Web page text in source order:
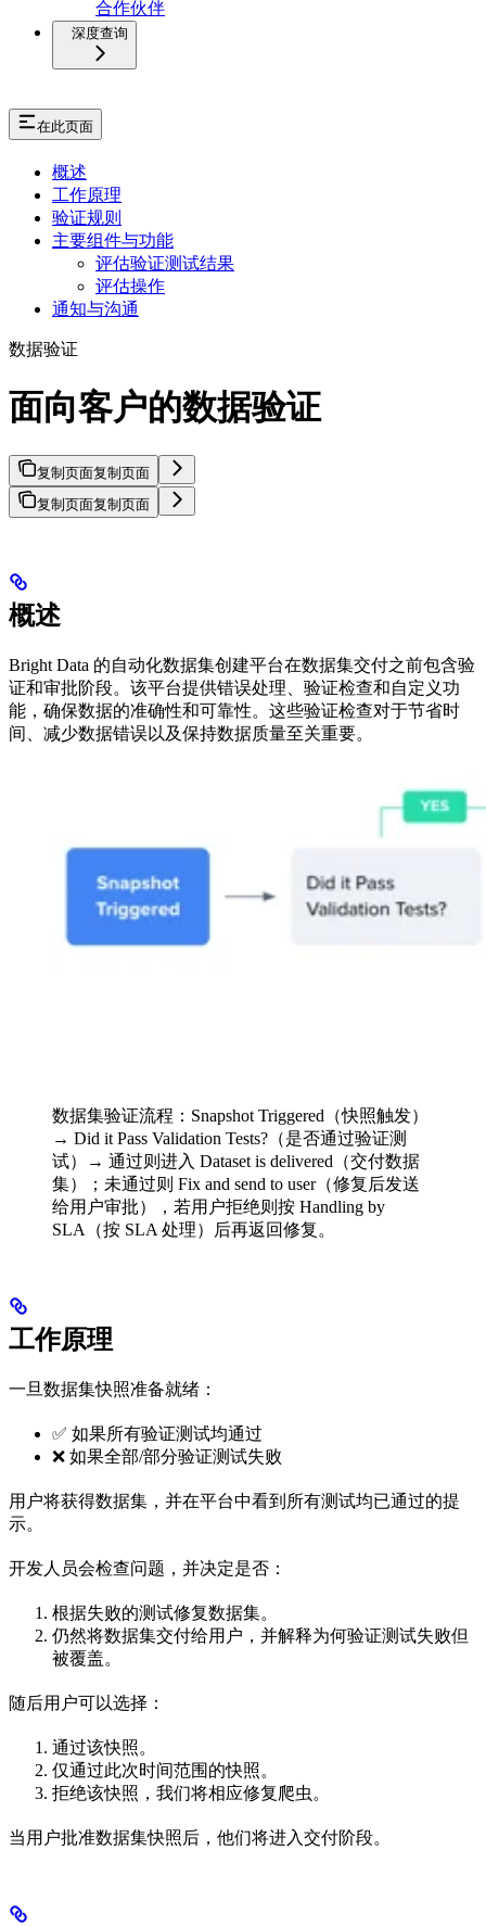
合作伙伴
深度查询
在此页面
概述
工作原理
验证规则
主要组件与功能
评估验证测试结果
评估操作
通知与沟通
数据验证
面向客户的数据验证
复制页面复制页面
复制页面复制页面
概述
Bright Data 的自动化数据集创建平台在数据集交付之前包含验
证和审批阶段。该平台提供错误处理、验证检查和自定义功
能，确保数据的准确性和可靠性。这些验证检查对于节省时
间、减少数据错误以及保持数据质量至关重要。
数据集验证流程：Snapshot Triggered（快照触发）
→ Did it Pass Validation Tests?（是否通过验证测
试）→ 通过则进入 Dataset is delivered（交付数据
集）；未通过则 Fix and send to user（修复后发送
给用户审批），若用户拒绝则按 Handling by
SLA（按 SLA 处理）后再返回修复。
工作原理
一旦数据集快照准备就绪：
✅ 如果所有验证测试均通过
❌ 如果全部/部分验证测试失败
用户将获得数据集，并在平台中看到所有测试均已通过的提
示。
开发人员会检查问题，并决定是否：
根据失败的测试修复数据集。
仍然将数据集交付给用户，并解释为何验证测试失败但
被覆盖。
随后用户可以选择：
通过该快照。
仅通过此次时间范围的快照。
拒绝该快照，我们将相应修复爬虫。
当用户批准数据集快照后，他们将进入交付阶段。